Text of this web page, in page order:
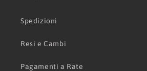
Spedizioni
Resi e Cambi
Pagamenti a Rate